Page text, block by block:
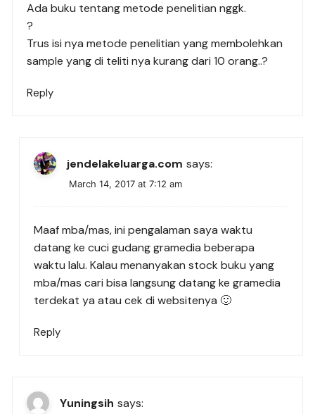
Ada buku tentang metode penelitian nggk.
?
Trus isi nya metode penelitian yang membolehkan
sample yang di teliti nya kurang dari 10 orang..?
Reply
jendelakeluarga.com says:
March 14, 2017 at 7:12 am
Maaf mba/mas, ini pengalaman saya waktu
datang ke cuci gudang gramedia beberapa
waktu lalu. Kalau menanyakan stock buku yang
mba/mas cari bisa langsung datang ke gramedia
terdekat ya atau cek di websitenya 🙂
Reply
Yuningsih says: